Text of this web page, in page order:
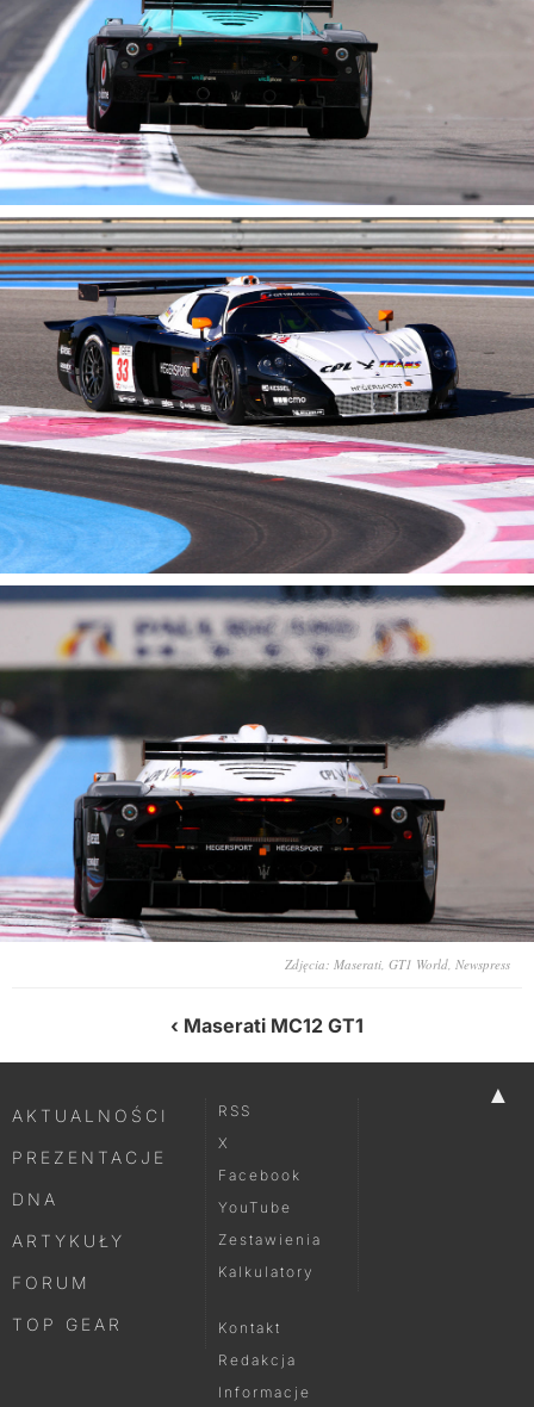
Zdjęcia: Maserati, GT1 World, Newspress
Maserati MC12 GT1
▲
AKTUALNOŚCI
PREZENTACJE
DNA
ARTYKUŁY
FORUM
TOP GEAR
RSS
X
Facebook
YouTube
Zestawienia
Kalkulatory
Kontakt
Redakcja
Informacje